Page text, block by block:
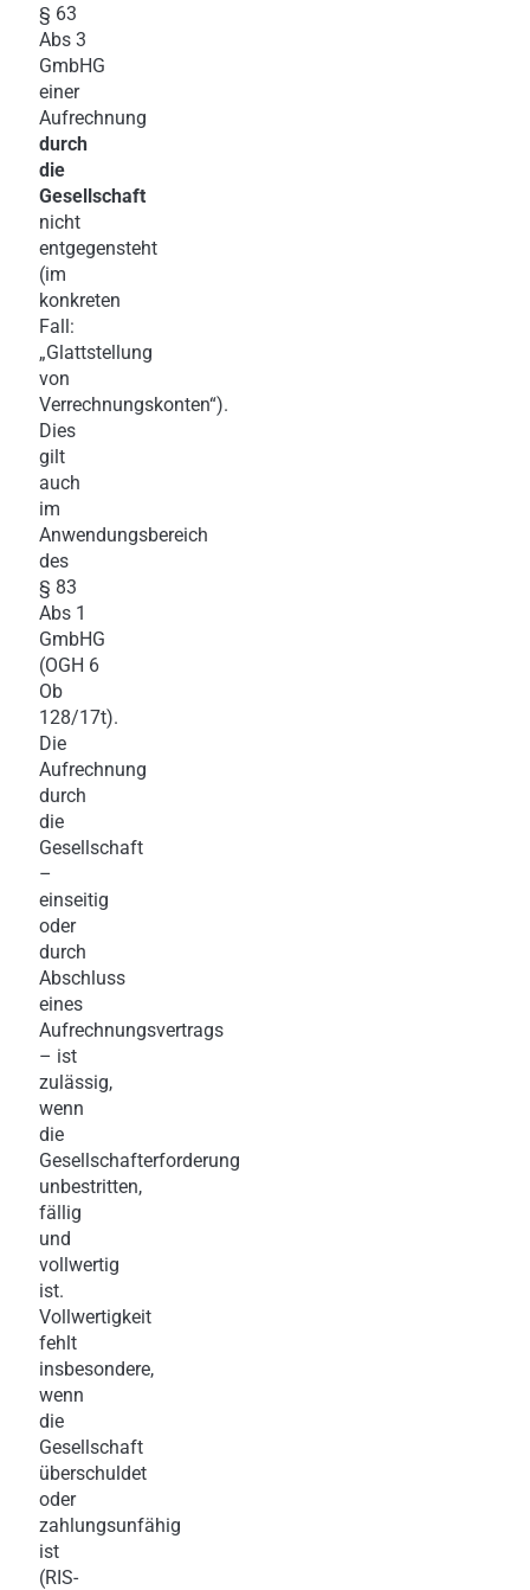
§ 63
Abs 3
GmbHG
einer
Aufrechnung
durch
die
Gesellschaft
nicht
entgegensteht
(im
konkreten
Fall:
„Glattstellung
von
Verrechnungskonten“).
Dies
gilt
auch
im
Anwendungsbereich
des
§ 83
Abs 1
GmbHG
(OGH 6
Ob
128/17t).
Die
Aufrechnung
durch
die
Gesellschaft
–
einseitig
oder
durch
Abschluss
eines
Aufrechnungsvertrags
– ist
zulässig,
wenn
die
Gesellschafterforderung
unbestritten,
fällig
und
vollwertig
ist.
Vollwertigkeit
fehlt
insbesondere,
wenn
die
Gesellschaft
überschuldet
oder
zahlungsunfähig
ist
(RIS-